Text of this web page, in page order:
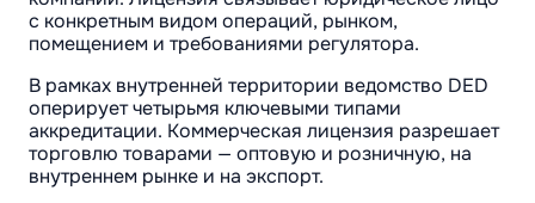
с конкретным видом операций, рынком,
помещением и требованиями регулятора.
В рамках внутренней территории ведомство DED
оперирует четырьмя ключевыми типами
аккредитации. Коммерческая лицензия разрешает
торговлю товарами — оптовую и розничную, на
внутреннем рынке и на экспорт.